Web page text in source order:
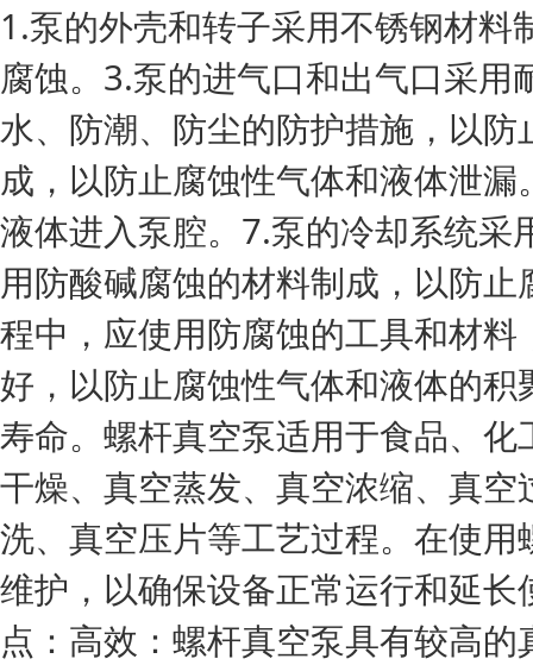
1.泵的外壳和转子采用不锈钢材
腐蚀。3.泵的进气口和出气口采
水、防潮、防尘的防护措施，以
成，以防止腐蚀性气体和液体泄
液体进入泵腔。7.泵的冷却系统
用防酸碱腐蚀的材料制成，以防
程中，应使用防腐蚀的工具和材
好，以防止腐蚀性气体和液体的
寿命。螺杆真空泵适用于食品、
干燥、真空蒸发、真空浓缩、真
洗、真空压片等工艺过程。在使
维护，以确保设备正常运行和延
点：高效：螺杆真空泵具有较高